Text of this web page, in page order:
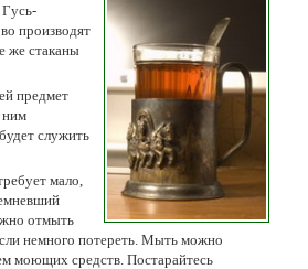
Гусь-
производят
же стаканы
предмет
ним
служить
мало,
отмыть
немного потереть. Мыть можно
моющих средств. Постарайтесь